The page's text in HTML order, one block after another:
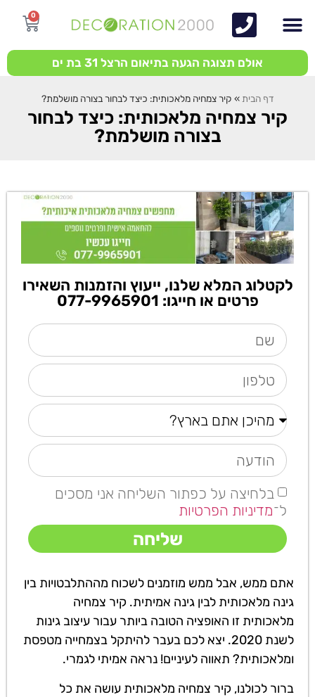
0
אולם תצוגה הגעה בתיאום הרצל 31 בת ים
דף הבית » קיר צמחיה מלאכותית: כיצד לבחור בצורה מושלמת?
קיר צמחיה מלאכותית: כיצד לבחור
בצורה מושלמת?
לקטלוג המלא שלנו, ייעוץ והזמנות השאירו
פרטים או חייגו: 077-9965901
בלחיצה על כפתור השליחה אני מסכים
ל־מדיניות הפרטיות
שליחה
אתם ממש, אבל ממש מוזמנים לשכוח מההתלבטויות בין
גינה מלאכותית לבין גינה אמיתית. קיר צמחיה
מלאכותית זו האופציה הטובה ביותר עבור עיצוב גינות
לשנת 2020. יצא לכם בעבר להיתקל בצמחייה מטפסת
ומלאכותית? תאווה לעיניים! נראה אמיתי לגמרי.
ברור לכולנו, קיר צמחיה מלאכותית עושה את כל